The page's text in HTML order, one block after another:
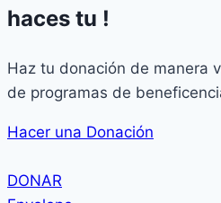
haces tu !
Haz tu donación de manera
de programas de
Hacer una Donación
DONAR